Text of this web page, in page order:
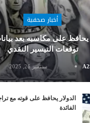
أخبار صحفية
يحافظ على مكاسبه بعد
توقعات التيسير النقدي
سبتمبر 26, 2025
الدولار يحافظ على قوته مع
الفائدة